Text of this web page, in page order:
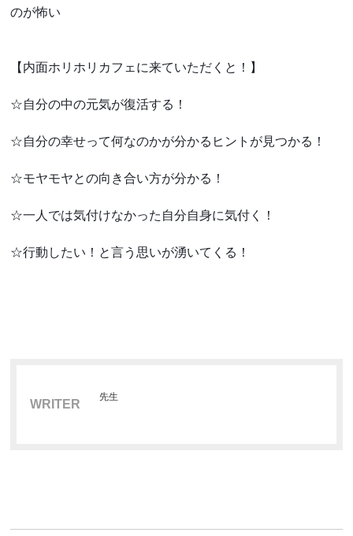
のが怖い
【内面ホリホリカフェに来ていただくと！】
☆自分の中の元気が復活する！
☆自分の幸せって何なのかが分かるヒントが見つかる！
☆モヤモヤとの向き合い方が分かる！
☆一人では気付けなかった自分自身に気付く！
☆行動したい！と言う思いが湧いてくる！
WRITER
先生